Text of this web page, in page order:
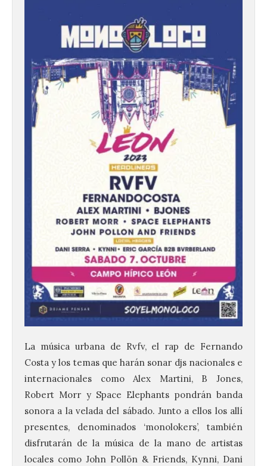
La música urbana de Rvfv, el rap de Fernando
Costa y los temas que harán sonar djs nacionales e
internacionales como Alex Martini, B Jones,
Robert Morr y Space Elephants pondrán banda
sonora a la velada del sábado. Junto a ellos los allí
presentes, denominados ‘monolokers’, también
disfrutarán de la música de la mano de artistas
locales como John Pollõn & Friends, Kynni, Dani